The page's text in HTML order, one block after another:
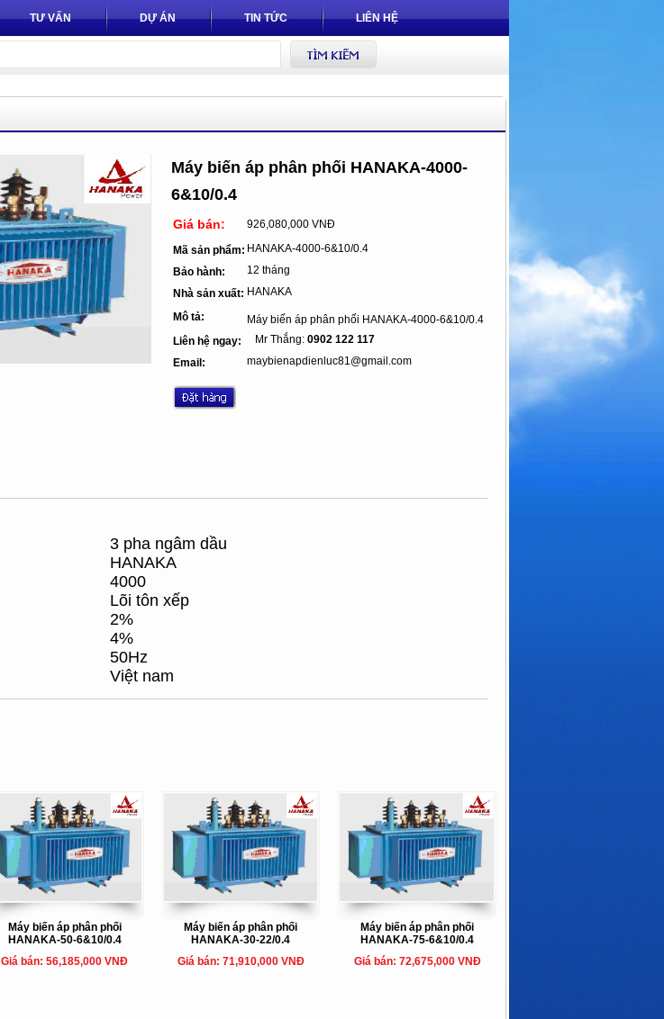
TƯ VẤN DỰ ÁN TIN TỨC LIÊN HỆ
Máy biến áp phân phối HANAKA-4000-
6&10/0.4
Giá bán: 926,080,000 VNĐ
Mã sản phẩm: HANAKA-4000-6&10/0.4
Bảo hành:
12 tháng
Nhà sản xuất: HANAKA
Mô tả:
Máy biến áp phân phối HANAKA-4000-6&10/0.4
Liên hệ ngay:
Mr Thắng: 0902 122 117
Email:
maybienapdienluc81@gmail.com
3 pha ngâm dầu
HANAKA
4000
Lõi tôn xếp
2%
4%
50Hz
Việt nam
Máy biến áp phân phối
HANAKA-50-6&10/0.4
Giá bán: 56,185,000 VNĐ
Máy biến áp phân phối
HANAKA-30-22/0.4
Giá bán: 71,910,000 VNĐ
Máy biến áp phân phối
HANAKA-75-6&10/0.4
Giá bán: 72,675,000 VNĐ